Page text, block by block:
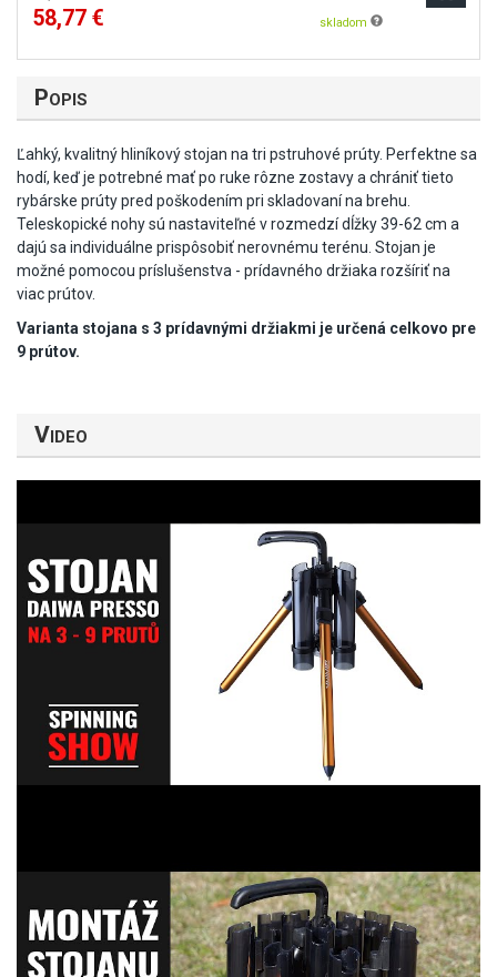
Stojan na prúty Presso Iprimi
63,05 €
58,77 €
+
skladom
Popis
Ľahký, kvalitný hliníkový stojan na tri pstruhové prúty. Perfektne sa
hodí, keď je potrebné mať po ruke rôzne zostavy a chrániť tieto
rybárske prúty pred poškodením pri skladovaní na brehu.
Teleskopické nohy sú nastaviteľné v rozmedzí dĺžky 39-62 cm a
dajú sa individuálne prispôsobiť nerovnému terénu. Stojan je
možné pomocou príslušenstva - prídavného držiaka rozšíriť na
viac prútov.
Varianta stojana s 3 prídavnými držiakmi je určená celkovo pre
9 prútov.
Video